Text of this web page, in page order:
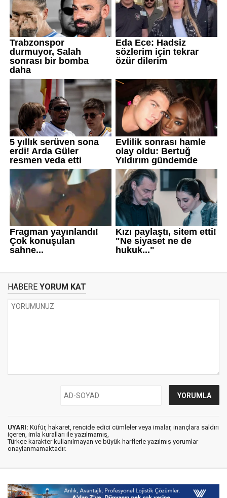
HABERE YORUM KAT
UYARI: Küfür, hakaret, rencide edici cümleler veya imalar, inançlara saldırı
içeren, imla kuralları ile yazılmamış,
Türkçe karakter kullanılmayan ve büyük harflerle yazılmış yorumlar
onaylanmamaktadır.